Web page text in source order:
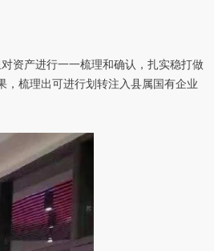
资产进行一一梳理和确认，扎实稳打做
，梳理出可进行划转注入县属国有企业